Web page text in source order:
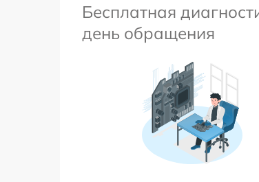
Бесплатная
день обращения